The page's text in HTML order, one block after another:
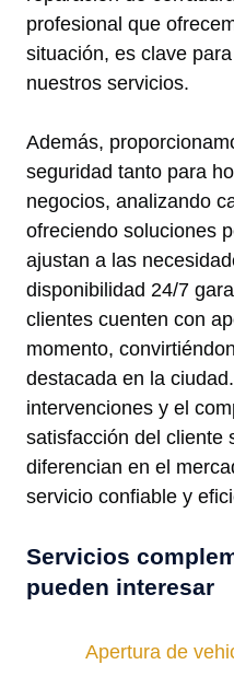
profesional que
situación, es clave
nuestros servicios.
Además,
seguridad tanto para
negocios, analizando
ofreciendo soluciones
ajustan a las
disponibilidad 24/7
clientes cuenten con
momento,
destacada en la
intervenciones y el
satisfacción del cliente
diferencian en el
servicio confiable y
Servicios
pueden interesar
Apertura de